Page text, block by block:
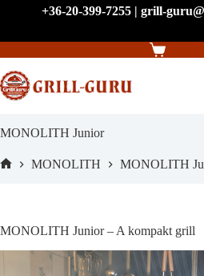
+36-20-399-7255 | grill-
Shopping
MONOLITH Junior
MONOLITH MONOLITH
MONOLITH Junior – A kompakt grill